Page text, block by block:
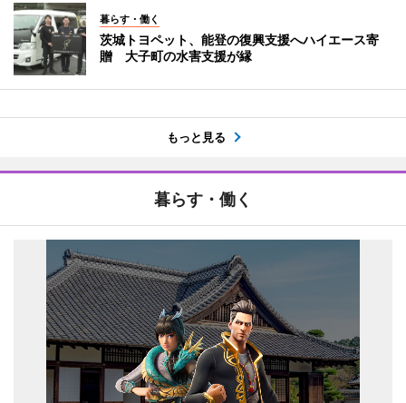
暮らす・働く
茨城トヨペット、能登の復興支援へハイエース寄
贈 大子町の水害支援が縁
もっと見る
暮らす・働く